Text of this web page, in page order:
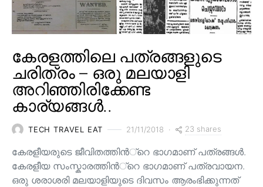
കേരളത്തിലെ പത്രങ്ങളുടെ
ചരിത്രം – ഒരു മലയാളി
അറിഞ്ഞിരിക്കേണ്ട
കാര്യങ്ങൾ..
TECH TRAVEL EAT 21/11/2018 23 shares
കേരളീയരുടെ ജീവിതത്തിന്‍്റെ ഭാഗമാണ് പത്രങ്ങള്‍.
കേരളീയ സംസ്കാരത്തിന്‍്റെ ഭാഗമാണ് പത്രവായന.
ഒരു ശരാശരി മലയാളിയുടെ ദിവസം ആരംഭിക്കുന്നത്